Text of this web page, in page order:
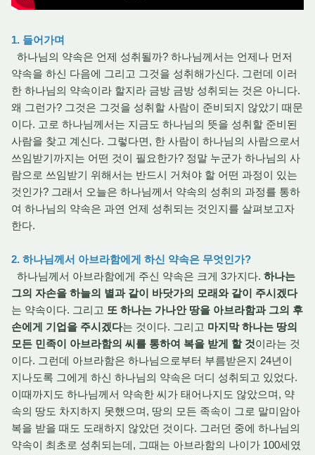
1. 들어가며
하나님의 약속은 언제 성취될까? 하나님께서는 언제나 먼저
약속을 하신 다음에 그리고 그것을 성취해가신다. 그런데 이러
한 하나님의 약속이라 할지라 금방 금방 성취되는 것은 아니다.
왜 그런가? 그것은 그것을 성취할 사람이 준비되지 않았기 때문
이다. 고로 하나님께서는 지금도 하나님의 뜻을 성취할 준비된
사람을 찾고 계신다. 그렇다면, 한 사람이 하나님의 사람으로서
쓰임받기까지는 어떤 것이 필요한가? 정말 누군가 하나님의 사
람으로 쓰임받기 위해서는 반드시 거쳐야 할 어떤 과정이 있는
것인가? 그래서 오늘은 하나님께서 약속의 성취의 과정를 통하
여 하나님의 약속은 과연 언제 성취되는 것인지를 살펴보고자
한다.
2. 하나님께서 아브라함에게 하신 약속은 무엇인가?
하나님께서 아브라함에게 주신 약속은 크게 3가지다. 하나는
그의 자손을 하늘의 별과 같이 바닷가의 모래와 같이 주시겠다
는 약속이다. 그리고 또 하나는 가나안 땅을 아브라함과 그의 후
손에게 기업을 주시겠다는 것이다. 그리고 마지막 하나는 땅의
모든 민족이 아브라함의 씨를 통하여 복을 받게 할 것이라는 것
이다. 그런데 아브라함은 하나님으로부터 부름받은지 24년이
지나도록 그에게 하신 하나님의 약속은 더디 성취되고 있었다.
이때까지도 하나님께서 약속한 씨가 태어나지도 않았으며, 약
속의 땅도 차지하지 못했으며, 땅의 모든 족속이 그로 말미암아
복을 받을 때도 도래하지 않았던 것이다. 그러던 중에 하나님의
약속이 최초로 성취되는데, 그때는 아브라함의 나이가 100세였